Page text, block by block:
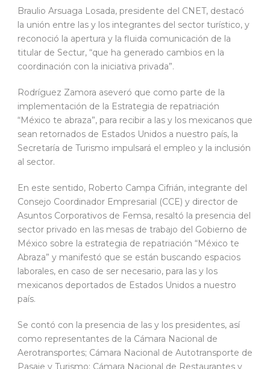
Braulio Arsuaga Losada, presidente del CNET, destacó
la unión entre las y los integrantes del sector turístico, y
reconoció la apertura y la fluida comunicación de la
titular de Sectur, “que ha generado cambios en la
coordinación con la iniciativa privada”.
Rodríguez Zamora aseveró que como parte de la
implementación de la Estrategia de repatriación
“México te abraza”, para recibir a las y los mexicanos que
sean retornados de Estados Unidos a nuestro país, la
Secretaría de Turismo impulsará el empleo y la inclusión
al sector.
En este sentido, Roberto Campa Cifrián, integrante del
Consejo Coordinador Empresarial (CCE) y director de
Asuntos Corporativos de Femsa, resaltó la presencia del
sector privado en las mesas de trabajo del Gobierno de
México sobre la estrategia de repatriación “México te
Abraza” y manifestó que se están buscando espacios
laborales, en caso de ser necesario, para las y los
mexicanos deportados de Estados Unidos a nuestro
país.
Se contó con la presencia de las y los presidentes, así
como representantes de la Cámara Nacional de
Aerotransportes; Cámara Nacional de Autotransporte de